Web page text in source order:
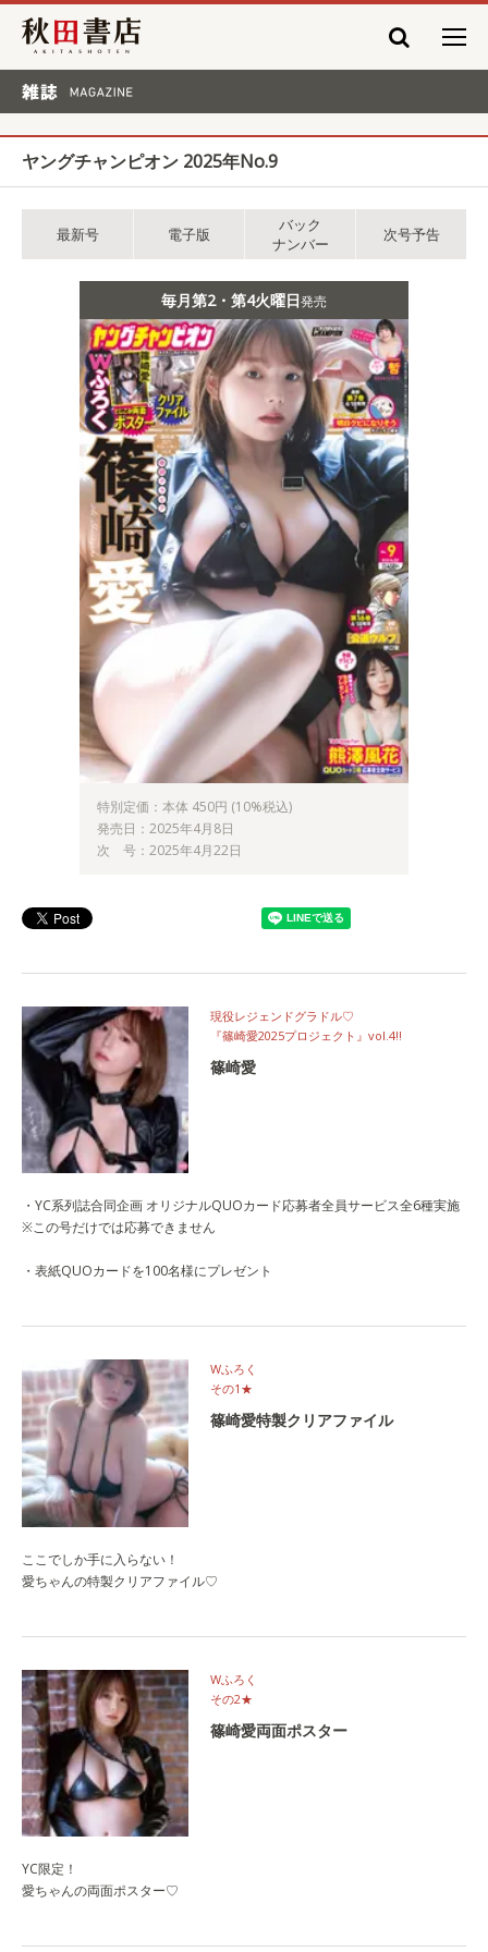
秋田書店
ヤングチャンピオン 2025年No.9
最新号 電子版
バック
ナンバー
次号予告
毎月第2・第4火曜日発売
特別定価：本体 450円 (10%税込)
発売日：2025年4月8日
次 号：2025年4月22日
現役レジェンドグラドル♡
『篠崎愛2025プロジェクト』vol.4‼
篠崎愛
・YC系列誌合同企画 オリジナルQUOカード応募者全員サービス全6種実施
※この号だけでは応募できません
・表紙QUOカードを100名様にプレゼント
Wふろく
その1★
篠崎愛特製クリアファイル
ここでしか手に入らない！
愛ちゃんの特製クリアファイル♡
Wふろく
その2★
篠崎愛両面ポスター
YC限定！
愛ちゃんの両面ポスター♡